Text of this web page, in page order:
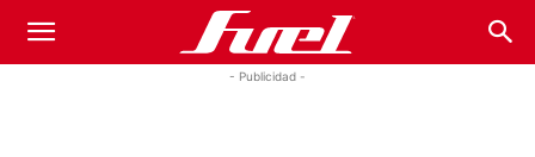
Fuel
- Publicidad -